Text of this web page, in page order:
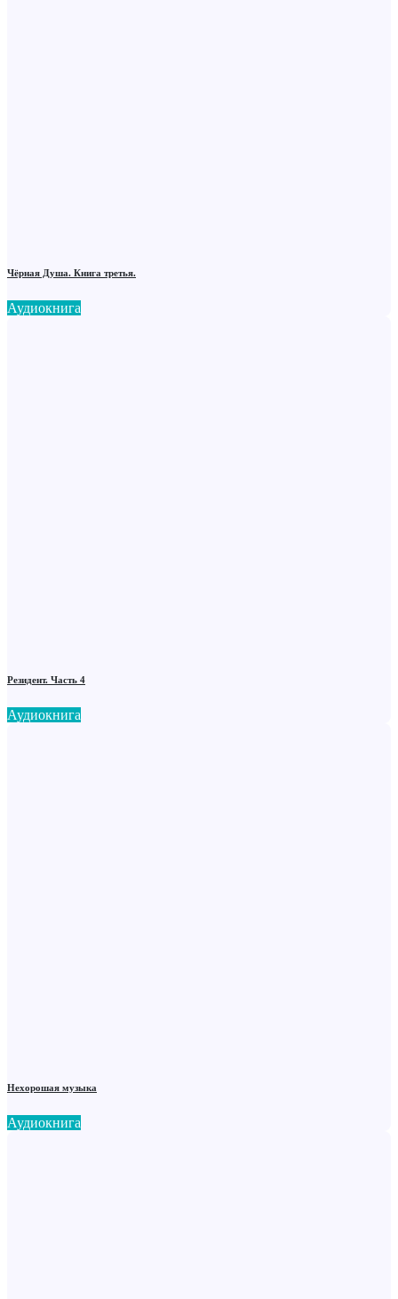
Чёрная Душа. Книга третья.
Аудиокнига
Резидент. Часть 4
Аудиокнига
Нехорошая музыка
Аудиокнига